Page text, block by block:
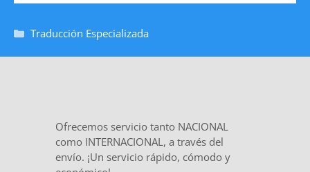
Traducción Especializada
Ofrecemos servicio tanto NACIONAL
como INTERNACIONAL, a través del
envío. ¡Un servicio rápido, cómodo y